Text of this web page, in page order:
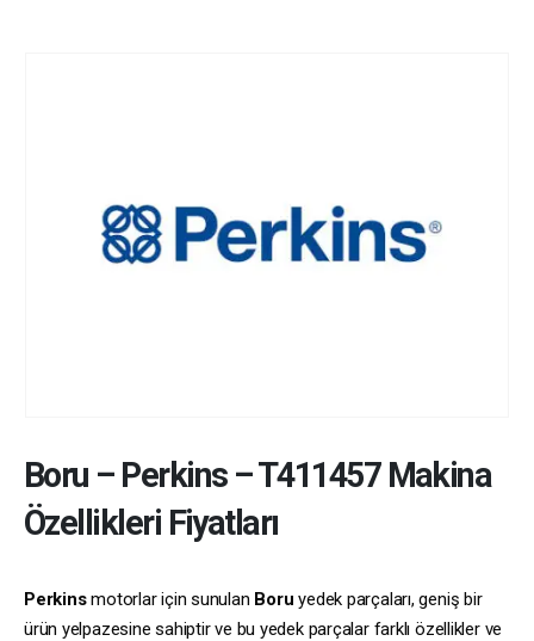
Boru – Perkins–T411457Makina
Özellikleri Fiyatları
Perkinsmotorlar için sunulan Boru yedek parçaları, geniş bir
ürün yelpazesine sahiptir ve bu yedek parçalar farklı özellikler ve